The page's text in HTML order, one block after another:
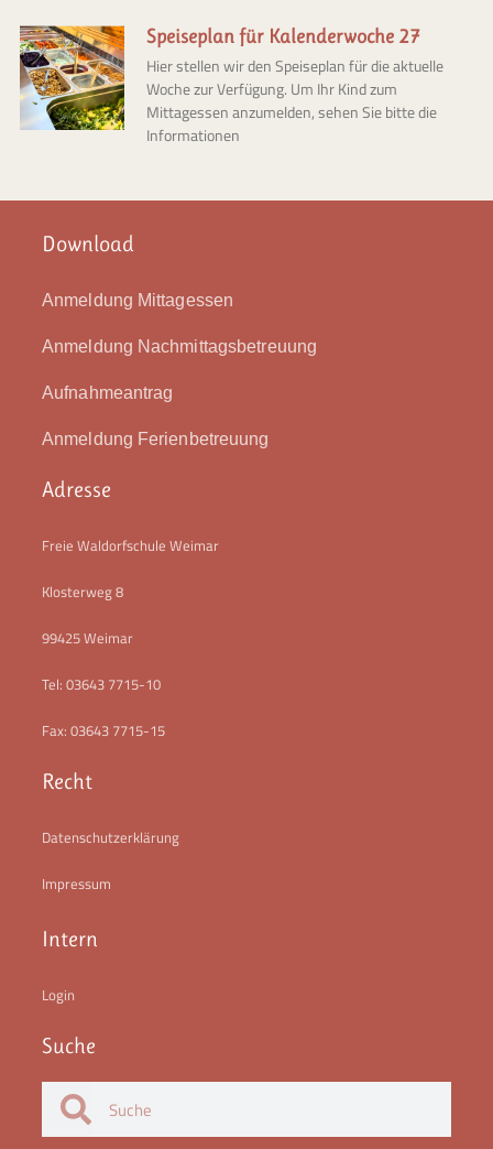
Speiseplan für Kalenderwoche 27
Hier stellen wir den Speiseplan für die aktuelle
Woche zur Verfügung. Um Ihr Kind zum
Mittagessen anzumelden, sehen Sie bitte die
Informationen
Download
Anmeldung Mittagessen
Anmeldung Nachmittagsbetreuung
Aufnahmeantrag
Anmeldung Ferienbetreuung
Adresse
Freie Waldorfschule Weimar
Klosterweg 8
99425 Weimar
Tel: 03643 7715-10
Fax: 03643 7715-15
Recht
Datenschutzerklärung
Impressum
Intern
Login
Suche